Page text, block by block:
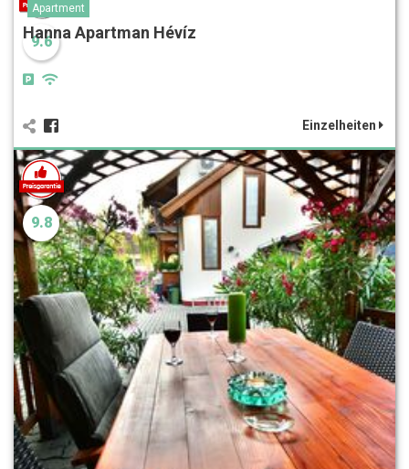
9.6
Apartment
Hanna Apartman Hévíz
Einzelheiten
9.8